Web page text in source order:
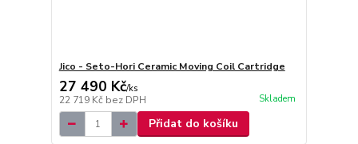
Jico - Seto-Hori Ceramic Moving Coil Cartridge
27 490 Kč/ks
22 719 Kč bez DPH Skladem
Přidat do košíku